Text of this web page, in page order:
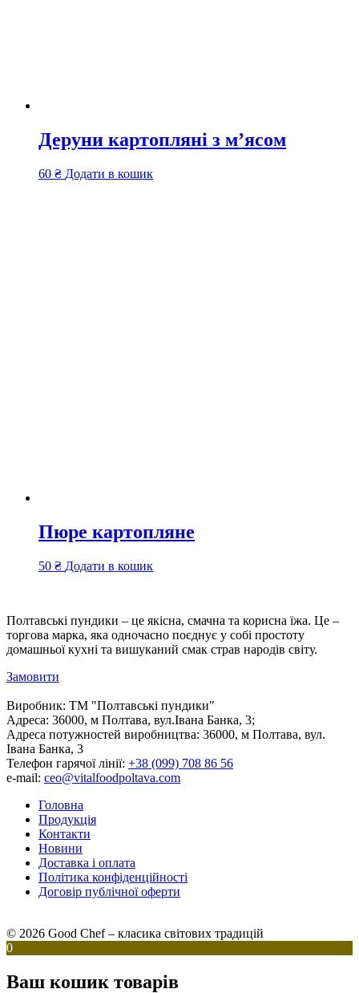
Деруни картопляні з м’ясом
60 ₴ Додати в кошик
Пюре картопляне
50 ₴ Додати в кошик
Полтавські пундики – це якісна, смачна та корисна їжа. Це –
торгова марка, яка одночасно поєднує у собі простоту
домашньої кухні та вишуканий смак страв народів світу.
Замовити
Виробник: ТМ "Полтавські пундики"
Адреса: 36000, м Полтава, вул.Івана Банка, 3;
Адреса потужностей виробництва: 36000, м Полтава, вул.
Івана Банка, 3
Телефон гарячої лінії: +38 (099) 708 86 56
e-mail: ceo@vitalfoodpoltava.com
Головна
Продукція
Контакти
Новини
Доставка і оплата
Політика конфіденційності
Договір публічної оферти
© 2026 Good Chef – класика світових традицій
0
Ваш кошик товарів